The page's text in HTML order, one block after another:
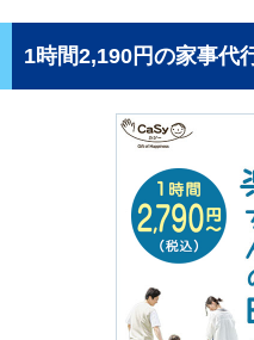
1時間2,190円の家事代